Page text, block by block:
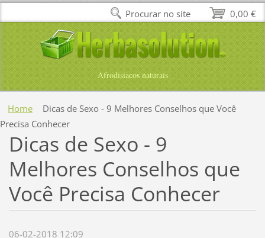
Afrodisiacos naturais
Home
Dicas de Sexo - 9 Melhores Conselhos que Você
Precisa Conhecer
Dicas de Sexo - 9
Melhores Conselhos que
Você Precisa Conhecer
06-02-2018 12:09
0,00 €
Procurar no site